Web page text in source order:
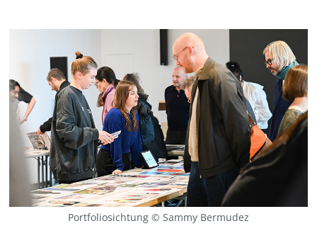
Portfoliosichtung © Sammy Bermudez